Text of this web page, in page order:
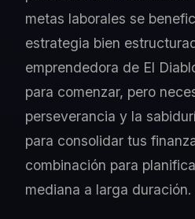
metas laborales se
estrategia bien
emprendedora de El
para comenzar, pero
perseverancia y la
para consolidar tus
combinación para
mediana a larga duración.